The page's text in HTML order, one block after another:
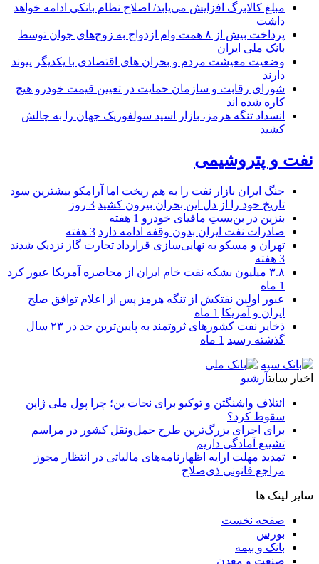
مبلغ کالابرگ افزایش می‌یابد/ اصلاح نظام بانکی ادامه خواهد
داشت
پرداخت بیش از ۸ همت وام ازدواج به زوج‌های جوان توسط
بانک ملی ایران
وضعیت معیشت مردم و بحران های اقتصادی با یکدیگر پیوند
دارند
شورای رقابت و سازمان حمایت در تعیین قیمت خودرو هیچ
کاره شده اند
انسداد تنگه هرمز، بازار اسید سولفوریک جهان را به چالش
کشید
نفت و پتروشیمی
جنگ ایران بازار نفت را به هم ریخت اما آرامکو بیشترین سود
تاریخ خود را از دل این بحران بیرون کشید 3 روز
بنزین در بن‌بستِ مافیای خودرو 1 هفته
صادرات نفت ایران بدون وقفه ادامه دارد 3 هفته
تهران و مسکو به نهایی‌سازی قرارداد تجارت گاز نزدیک شدند
3 هفته
۳.۸ میلیون بشکه نفت خام ایران از محاصره آمریکا عبور کرد
1 ماه
عبور اولین نفتکش از تنگه هرمز پس از اعلام توافق صلح
ایران و آمریکا 1 ماه
ذخایر نفت کشورهای ثروتمند به پایین‌ترین حد در ۲۳ سال
گذشته رسید 1 ماه
اخبار سایتآرشیو
ائتلاف واشنگتن و توکیو برای نجات ین؛ چرا پول ملی ژاپن
سقوط کرد؟
برای اجرای بزرگ‌ترین طرح حمل‌ونقل کشور در مراسم
تشییع آمادگی داریم
تمدید مهلت ارایه اظهارنامه‌های مالیاتی در انتظار مجوز
مراجع قانونی ذی‌‏صلاح
سایر لینک ها
صفحه نخست
بورس
بانک و بیمه
صنعت و معدن